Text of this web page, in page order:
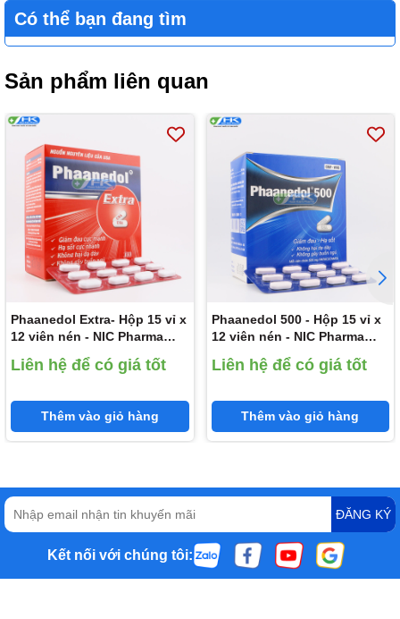
Có thể bạn đang tìm
Sản phẩm liên quan
Phaanedol Extra- Hộp 15 vỉ x
12 viên nén - NIC Pharma
65mg)
Liên hệ để có giá tốt
Thêm vào giỏ hàng
Phaanedol 500 - Hộp 15 vỉ x
12 viên nén - NIC Pharma
Liên hệ để có giá tốt
Thêm vào giỏ hàng
ĐĂNG KÝ
Kết nối với chúng tôi: